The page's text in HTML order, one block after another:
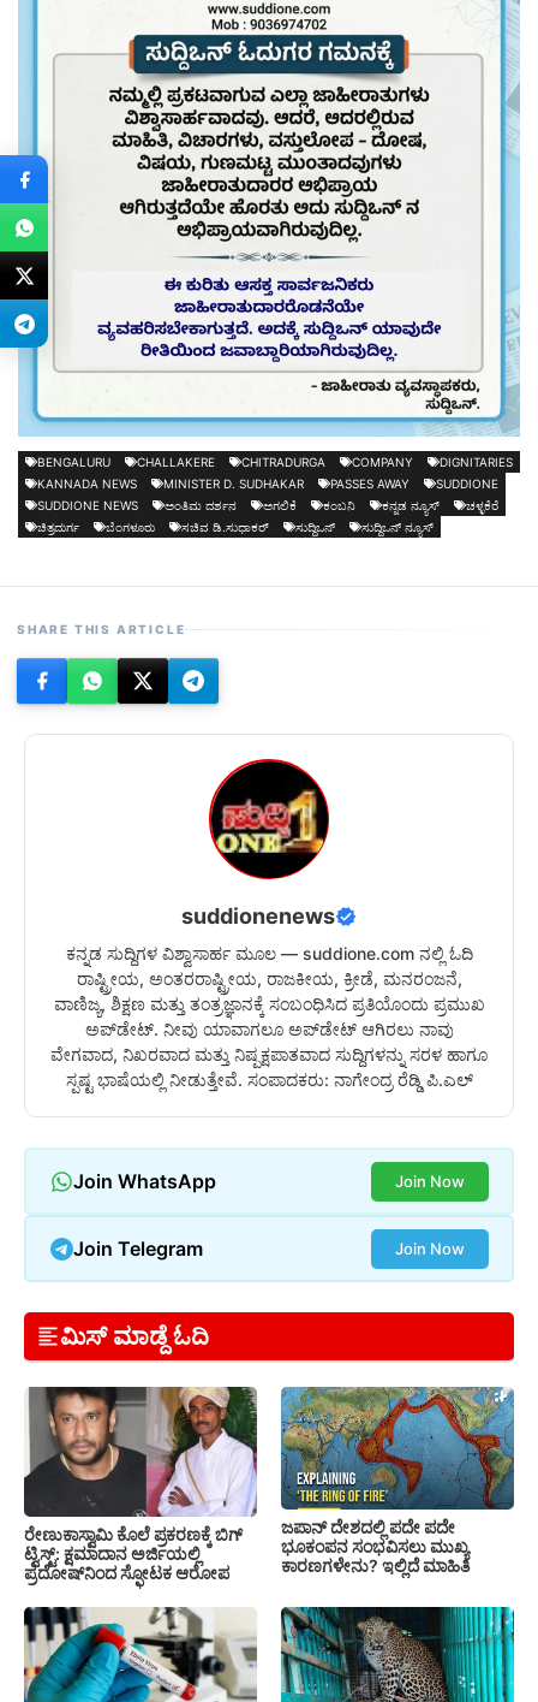
BENGALURU CHALLAKERE CHITRADURGA COMPANY
DIGNITARIES
KANNADA NEWS
MINISTER D. SUDHAKAR PASSES AWAY
SUDDIONE
SUDDIONE NEWS
ಅಂತಿಮ ದರ್ಶನ ಅಗಲಿಕೆ ಕಂಬನಿ ಕನ್ನಡ ನ್ಯೂಸ್
ಚಳ್ಳಕೆರೆ
ಚಿತ್ರದುರ್ಗ
ಬೆಂಗಳೂರು ಸಚಿವ ಡಿ.ಸುಧಾಕರ್ ಸುದ್ದಿಒನ್ ಸುದ್ದಿಒನ್ ನ್ಯೂಸ್
SHARE THIS ARTICLE
suddionenews
ಕನ್ನಡ ಸುದ್ದಿಗಳ ವಿಶ್ವಾಸಾರ್ಹ ಮೂಲ — suddione.com ನಲ್ಲಿ ಓದಿ
ರಾಷ್ಟ್ರೀಯ, ಅಂತರರಾಷ್ಟ್ರೀಯ, ರಾಜಕೀಯ, ಕ್ರೀಡೆ, ಮನರಂಜನೆ,
ವಾಣಿಜ್ಯ, ಶಿಕ್ಷಣ ಮತ್ತು ತಂತ್ರಜ್ಞಾನಕ್ಕೆ ಸಂಬಂಧಿಸಿದ ಪ್ರತಿಯೊಂದು ಪ್ರಮುಖ
ಅಪ್‌ಡೇಟ್. ನೀವು ಯಾವಾಗಲೂ ಅಪ್‌ಡೇಟ್ ಆಗಿರಲು ನಾವು
ವೇಗವಾದ, ನಿಖರವಾದ ಮತ್ತು ನಿಷ್ಪಕ್ಷಪಾತವಾದ ಸುದ್ದಿಗಳನ್ನು ಸರಳ ಹಾಗೂ
ಸ್ಪಷ್ಟ ಭಾಷೆಯಲ್ಲಿ ನೀಡುತ್ತೇವೆ. ಸಂಪಾದಕರು: ನಾಗೇಂದ್ರ ರೆಡ್ಡಿ ಪಿ.ಎಲ್
Join WhatsApp Join Now
Join Telegram Join Now
ಮಿಸ್ ಮಾಡ್ದೆ ಓದಿ
ರೇಣುಕಾಸ್ವಾಮಿ ಕೊಲೆ ಪ್ರಕರಣಕ್ಕೆ ಬಿಗ್
ಟ್ವಿಸ್ಟ್: ಕ್ಷಮಾದಾನ ಅರ್ಜಿಯಲ್ಲಿ
ಪ್ರದೋಷ್‌ನಿಂದ ಸ್ಫೋಟಕ ಆರೋಪ
ಜಪಾನ್ ದೇಶದಲ್ಲಿ ಪದೇ ಪದೇ
ಭೂಕಂಪನ ಸಂಭವಿಸಲು ಮುಖ್ಯ
ಕಾರಣಗಳೇನು? ಇಲ್ಲಿದೆ ಮಾಹಿತಿ